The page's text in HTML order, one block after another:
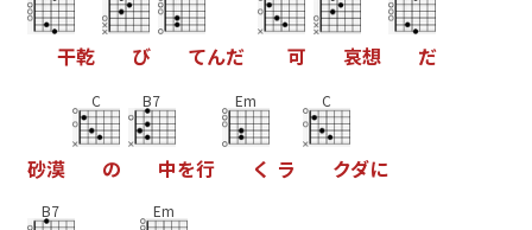
干乾 び てんだ 可 哀想 だ
砂漠
C
の
B7
中を行
Em
く ラ
C
クダに
B7 Em